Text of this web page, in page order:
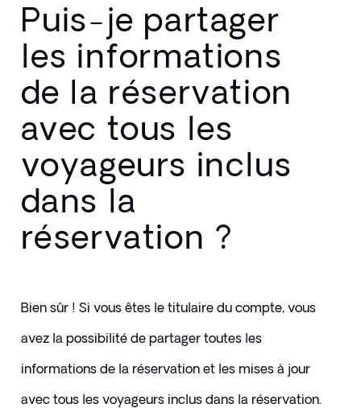
Puis-je partager
les informations
de la réservation
avec tous les
voyageurs inclus
dans la
réservation ?
Bien sûr ! Si vous êtes le titulaire du compte, vous
avez la possibilité de partager toutes les
informations de la réservation et les mises à jour
avec tous les voyageurs inclus dans la réservation.